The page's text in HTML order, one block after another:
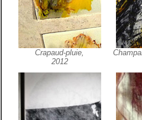
Crapaud-pluie,
2012